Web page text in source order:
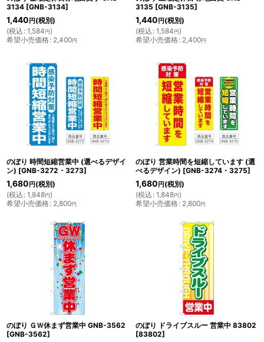
3134 [GNB-3134]
1,440 円 (税別)
(税込 : 1,584円)
希望小売価格: 2,400円
3135 [GNB-3135]
1,440 円 (税別)
(税込 : 1,584円)
希望小売価格: 2,400円
のぼり 時間短縮営業中 (選べるデザイ
ン) [GNB-3272・3273]
1,680 円 (税別)
(税込 : 1,848円)
希望小売価格: 2,800円
のぼり 営業時間を短縮しています (選
べるデザイン) [GNB-3274・3275]
1,680 円 (税別)
(税込 : 1,848円)
希望小売価格: 2,800円
のぼり ＧＷ休まず営業中 GNB-3562
[GNB-3562]
のぼり ドライブスルー 営業中 83802
[83802]